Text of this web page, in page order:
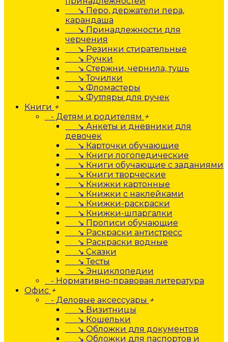
↘ Перо, держатели пера,
карандаша
↘ Принадлежности для
черчения
↘ Резинки стирательные
↘ Ручки
↘ Стержни, чернила, тушь
↘ Точилки
↘ Фломастеры
↘ Футляры для ручек
Книги +
- Детям и родителям +
↘ Анкеты и дневники для
девочек
↘ Карточки обучающие
↘ Книги логопедические
↘ Книги обучающие с заданиями
↘ Книги творческие
↘ Книжки картонные
↘ Книжки с наклейками
↘ Книжки-раскраски
↘ Книжки-шпаргалки
↘ Прописи обучающие
↘ Раскраски антистресс
↘ Раскраски водные
↘ Сказки
↘ Тесты
↘ Энциклопедии
- Нормативно-правовая литература
Офис +
- Деловые аксессуары +
↘ Визитницы
↘ Кошельки
↘ Обложки для документов
↘ Обложки для паспортов и